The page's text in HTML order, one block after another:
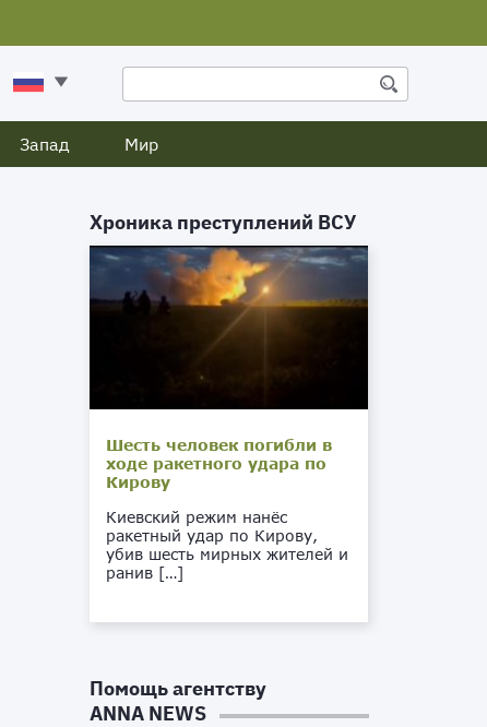
Запад Мир
Хроника преступлений ВСУ
Шесть человек погибли в
ходе ракетного удара по
Кирову
Киевский режим нанёс
ракетный удар по Кирову,
убив шесть мирных жителей и
ранив […]
Помощь агентству
ANNA NEWS